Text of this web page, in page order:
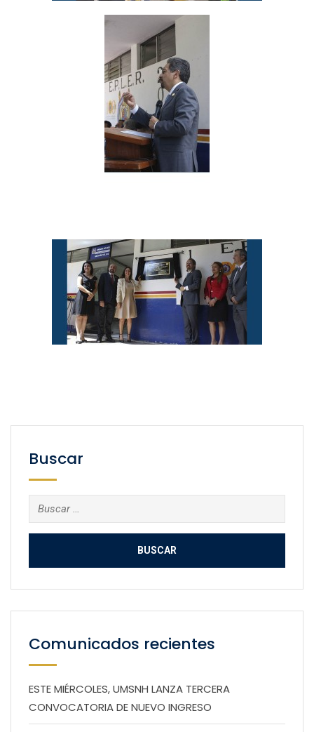
Buscar
Buscar:
Comunicados recientes
ESTE MIÉRCOLES, UMSNH LANZA TERCERA
CONVOCATORIA DE NUEVO INGRESO